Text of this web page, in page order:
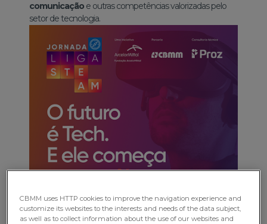
comunicação e outras competências valorizadas pelo
setor de tecnologia.
CBMM uses HTTP cookies to improve the navigation experience and
customize its websites to the interests and needs of the data subject,
as well as to collect information about the use of our websites and